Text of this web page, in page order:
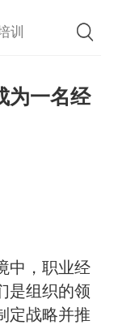
训
为一名经
中，职业经
是组织的领
定战略并推